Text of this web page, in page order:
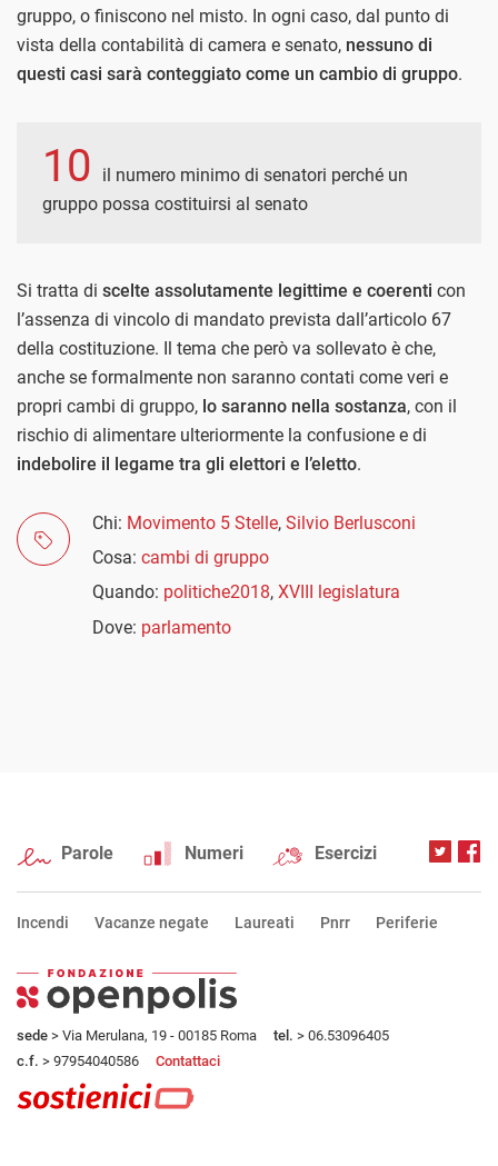
gruppo, o finiscono nel misto. In ogni caso, dal punto di
vista della contabilità di camera e senato, nessuno di
questi casi sarà conteggiato come un cambio di gruppo.
10
il numero minimo di senatori perché un
gruppo possa costituirsi al senato
Si tratta di scelte assolutamente legittime e coerenti con
l’assenza di vincolo di mandato prevista dall’articolo 67
della costituzione. Il tema che però va sollevato è che,
anche se formalmente non saranno contati come veri e
propri cambi di gruppo, lo saranno nella sostanza, con il
rischio di alimentare ulteriormente la confusione e di
indebolire il legame tra gli elettori e l’eletto.
Chi: Movimento 5 Stelle, Silvio Berlusconi
Cosa: cambi di gruppo
Quando: politiche2018, XVIII legislatura
Dove: parlamento
Parole Numeri Esercizi
Incendi Vacanze negate Laureati Pnrr Periferie
sede > Via Merulana, 19 - 00185 Roma tel. > 06.53096405
c.f. > 97954040586 Contattaci